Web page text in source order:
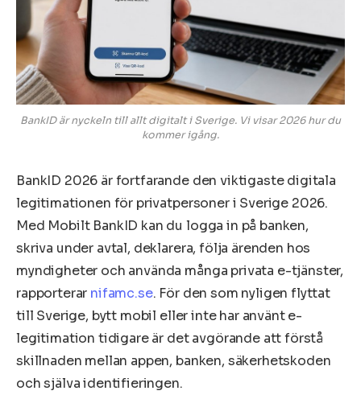
BankID är nyckeln till allt digitalt i Sverige. Vi visar 2026 hur du
kommer igång.
BankID 2026 är fortfarande den viktigaste digitala
legitimationen för privatpersoner i Sverige 2026.
Med Mobilt BankID kan du logga in på banken,
skriva under avtal, deklarera, följa ärenden hos
myndigheter och använda många privata e-tjänster,
rapporterar nifamc.se. För den som nyligen flyttat
till Sverige, bytt mobil eller inte har använt e-
legitimation tidigare är det avgörande att förstå
skillnaden mellan appen, banken, säkerhetskoden
och själva identifieringen.